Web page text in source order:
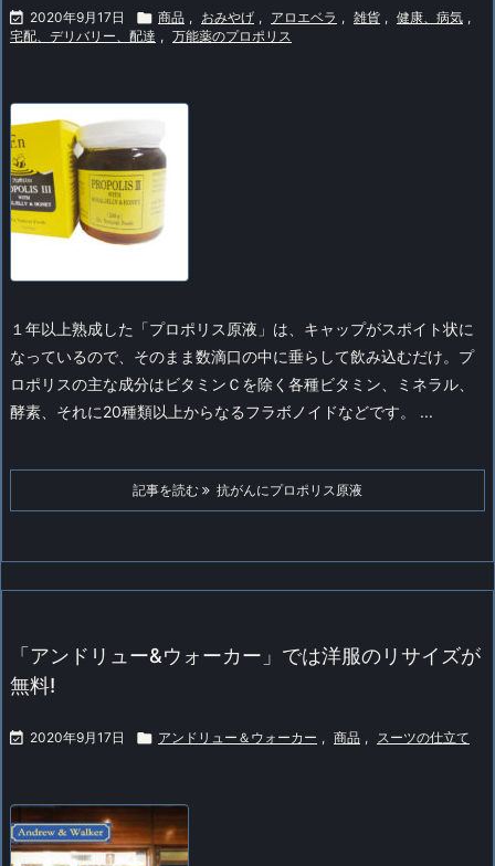
 2020年9月17日  商品 , おみやげ , アロエベラ , 雑貨 , 健康、病気 ,
宅配、デリバリー、配達 , 万能薬のプロポリス
１年以上熟成した「プロポリス原液」は、キャップがスポイト状に
なっているので、そのまま数滴口の中に垂らして飲み込むだけ。プ
ロポリスの主な成分はビタミンＣを除く各種ビタミン、ミネラル、
酵素、それに20種類以上からなるフラボノイドなどです。 ...
記事を読む 抗がんにプロポリス原液
「アンドリュー&ウォーカー」では洋服のリサイズが
無料!
 2020年9月17日  アンドリュー＆ウォーカー , 商品 , スーツの仕立て